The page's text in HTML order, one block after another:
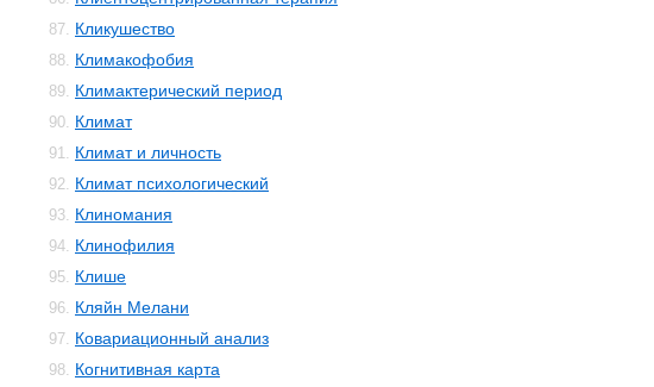
87. Кликушество
88. Климакофобия
89. Климактерический период
90. Климат
91. Климат и личность
92. Климат психологический
93. Клиномания
94. Клинофилия
95. Клише
96. Кляйн Мелани
97. Ковариационный анализ
98. Когнитивная карта